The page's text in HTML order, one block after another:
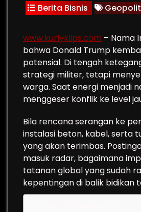
Berita Bisnis
www.kurlyklips.com – Nama
bahwa Donald Trump
potensial. Di tengah
strategi militer, tetapi
warga. Saat energi menjadi
menggeser konflik ke level
Bila rencana serangan ke
instalasi beton, kabel, serta
yang akan terimbas.
masuk radar, bagaimana
tatanan global yang sudah
kepentingan di balik bidikan